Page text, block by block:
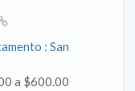
: San
a $600.00